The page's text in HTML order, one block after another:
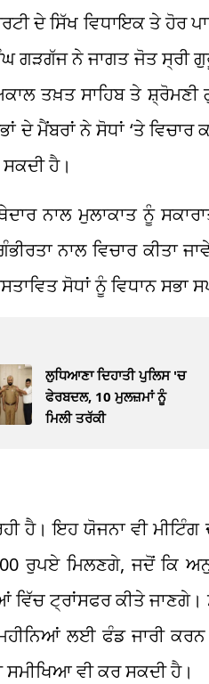
ਦੇ ਸਿੱਖ ਵਿਧਾਇਕ ਤੇ ਹੋਰ
ਗੜਗੱਜ ਨੇ ਜਾਗਤ ਜੋਤ ਸ੍ਰੀ
ਤਖ਼ਤ ਸਾਹਿਬ ਤੇ
ਦੇ ਮੈਂਬਰਾਂ ਨੇ ਸੋਧਾਂ ‘ਤੇ
ਹੈ।
ਨਾਲ ਮੁਲਾਕਾਤ ਨੂੰ
ਨਾਲ ਵਿਚਾਰ ਕੀਤਾ
ਸੋਧਾਂ ਨੂੰ ਵਿਧਾਨ ਸਭਾ
ਲੁਧਿਆਣਾ ਦਿਹਾਤੀ ਪੁਲਿਸ 'ਚ
ਫੇਰਬਦਲ, 10 ਮੁਲਜ਼ਮਾਂ ਨੂੰ
ਮਿਲੀ ਤਰੱਕੀ
ਹੈ। ਇਹ ਯੋਜਨਾ ਵੀ
ਰੁਪਏ ਮਿਲਣਗੇ, ਜਦੋਂ ਕਿ
ਵਿੱਚ ਟ੍ਰਾਂਸਫਰ ਕੀਤੇ
ਲਈ ਫੰਡ ਜਾਰੀ ਕਰਨ
ਵੀ ਕਰ ਸਕਦੀ ਹੈ।